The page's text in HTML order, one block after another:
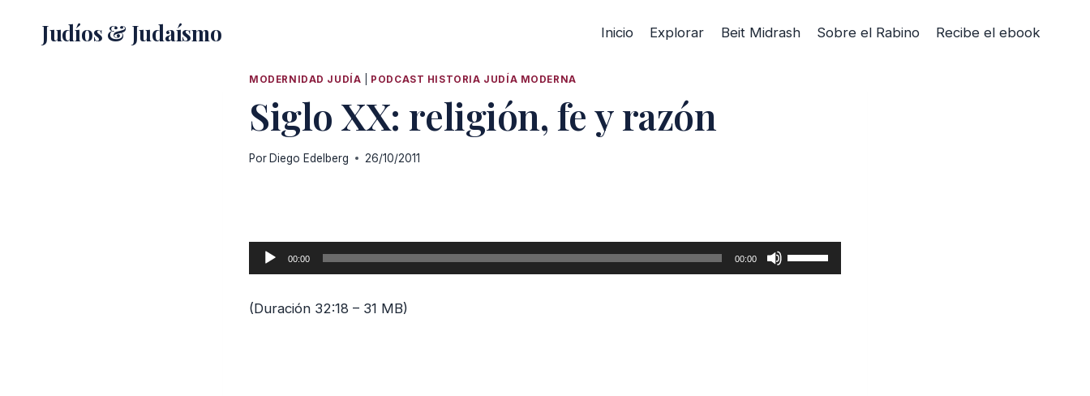
Judíos & Judaísmo Inicio Explorar Beit Midrash Sobre el Rabino Recibe el ebook
MODERNIDAD JUDÍA PODCAST HISTORIA JUDÍA MODERNA
Siglo XX: religión, fe y razón
Por Diego Edelberg 26/10/2011
e
00:00 00:00
U
t
(Duración 32:18 – 31 MB)